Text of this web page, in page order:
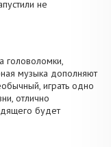
не
головоломки,
музыка дополняют
играть одно
отлично
будет